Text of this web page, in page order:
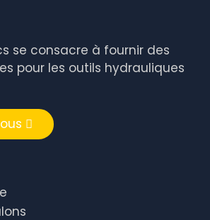
se consacre à fournir des
pour les outils hydrauliques